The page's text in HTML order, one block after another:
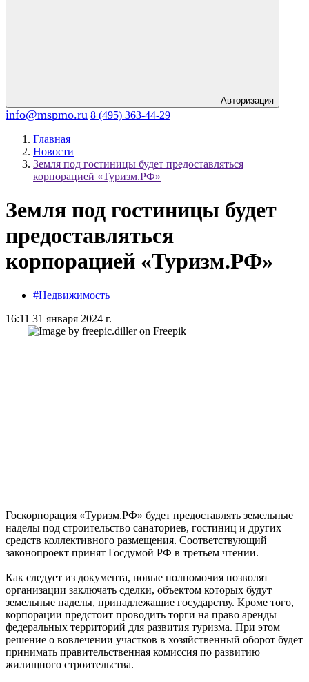
Авторизация
info@mspmo.ru 8 (495) 363-44-29
Главная
Новости
Земля под гостиницы будет предоставляться
корпорацией «Туризм.РФ»
Земля под гостиницы будет
предоставляться
корпорацией «Туризм.РФ»
#Недвижимость
16:11 31 января 2024 г.
Госкорпорация «Туризм.РФ» будет предоставлять земельные
наделы под строительство санаториев, гостиниц и других
средств коллективного размещения. Соответствующий
законопроект принят Госдумой РФ в третьем чтении.
Как следует из документа, новые полномочия позволят
организации заключать сделки, объектом которых будут
земельные наделы, принадлежащие государству. Кроме того,
корпорации предстоит проводить торги на право аренды
федеральных территорий для развития туризма. При этом
решение о вовлечении участков в хозяйственный оборот будет
принимать правительственная комиссия по развитию
жилищного строительства.